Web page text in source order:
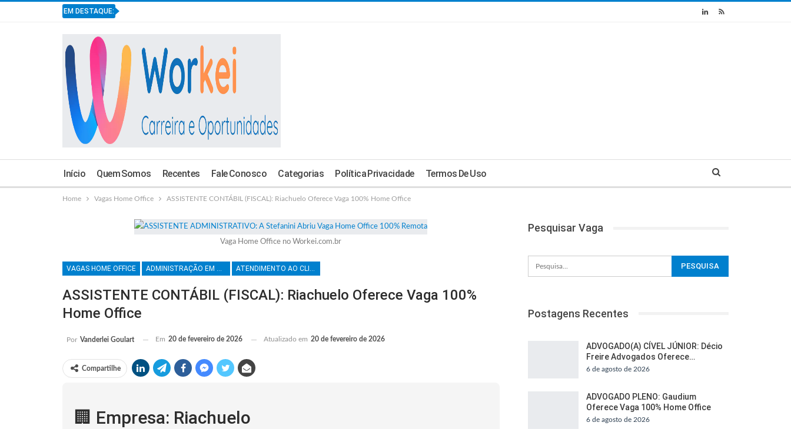
EM DESTAQUE:
Início Quem Somos Recentes Fale Conosco Categorias Política Privacidade Termos De Uso
Home Vagas Home Office ASSISTENTE CONTÁBIL (FISCAL): Riachuelo Oferece Vaga 100% Home Office
Vaga Home Office no Workei.com.br
VAGAS HOME OFFICE ADMINISTRAÇÃO EM GERAL ATENDIMENTO AO CLIENTE
ASSISTENTE CONTÁBIL (FISCAL): Riachuelo Oferece Vaga 100%
Home Office
Por Vanderlei Goulart Em 20 de fevereiro de 2026 Atualizado em 20 de fevereiro de 2026
Compartilhe
🏢 Empresa: Riachuelo
Pesquisar Vaga
Postagens Recentes
ADVOGADO(A) CÍVEL JÚNIOR: Décio
Freire Advogados Oferece…
6 de agosto de 2026
ADVOGADO PLENO: Gaudium
Oferece Vaga 100% Home Office
6 de agosto de 2026